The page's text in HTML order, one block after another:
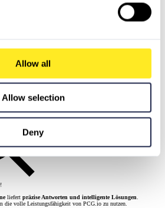
Allow all
Allow selection
Deny
liefert präzise Antworten und intelligente Lösungen.
die volle Leistungsfähigkeit von PCG.io zu nutzen.